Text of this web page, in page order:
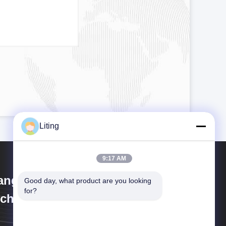
Jinwang Intelligent Sci-
Co., Ltd
Liting
9:17 AM
Good day, what product are you looking
for?